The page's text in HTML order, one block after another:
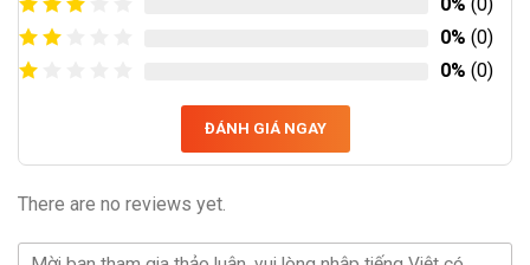
0% (0)
0% (0)
ĐÁNH GIÁ NGAY
There are no reviews yet.